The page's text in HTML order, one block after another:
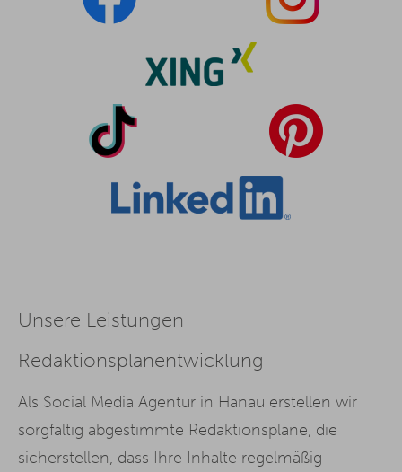
Unsere Leistungen
Redaktionsplanentwicklung
Als Social Media Agentur in Hanau erstellen wir
sorgfältig abgestimmte Redaktionspläne, die
sicherstellen, dass Ihre Inhalte regelmäßig